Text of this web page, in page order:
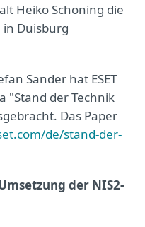
Heiko Schöning die
in Duisburg
Sander hat ESET
"Stand der Technik
Das Paper
de/stand-der-
der NIS2-